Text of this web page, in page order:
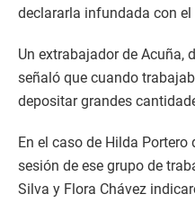
declararla infundada con
Un extrabajador de Acuña,
señaló que cuando
depositar grandes
En el caso de Hilda
sesión de ese grupo de
Silva y Flora Chávez